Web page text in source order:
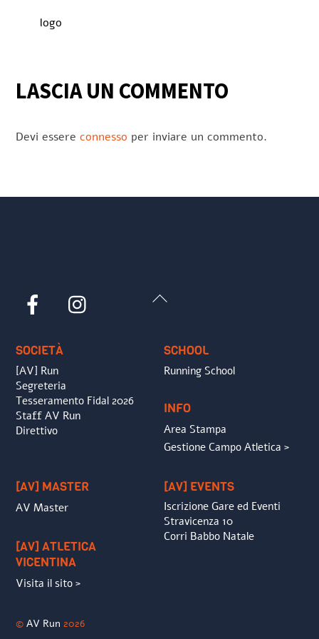
logo
LASCIA UN COMMENTO
Devi essereconnesso per inviare un commento.
Back
Facebook
SOCIETÀ
[AV] Run
Segreteria
Tesseramento Fidal 2026
Staff AV Run
Direttivo
SCHOOL
Running School
INFO
Area Stampa
Gestione Campo Atletica >
[AV] MASTER
AV Master
[AV] ATLETICA
VICENTINA
Visita il sito >
[AV] EVENTS
Iscrizione Gare ed Eventi
Stravicenza 10
Corri Babbo Natale
©AV Run 2026